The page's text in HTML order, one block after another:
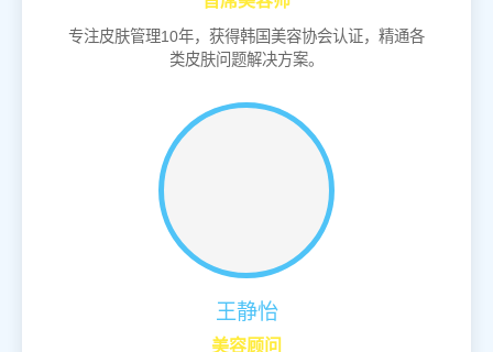
专注皮肤管理10年，获得韩国美容协会认证，精通各
类皮肤问题解决方案。
王静怡
美容顾问